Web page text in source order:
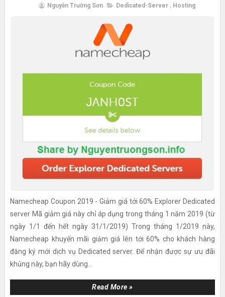
Nguyễn Trường Sơn Dedicated-Server , Hosting
Namecheap Coupon 2019 - Giảm giá tới 60% Explorer Dedicated
server Mã giảm giá này chỉ áp dụng trong tháng 1 năm 2019 (từ
ngày 1/1 đến hết ngày 31/1/2019) Trong tháng 1/2019 này,
Namecheap khuyến mãi giảm giá lên tới 60% cho khách hàng
đăng ký mới dịch vụ Dedicated server. Để nhận được sự ưu đãi
khủng này, bạn hãy dùng...
Read More »